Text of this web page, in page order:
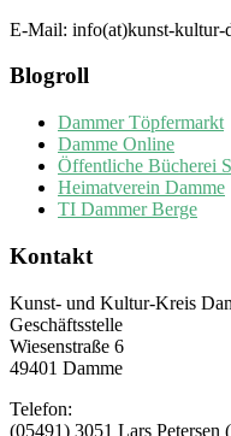
E-Mail: info(at)kunst-kultur-
Blogroll
Dammer Töpfermarkt
Damme Online
Öffentliche Bücherei
Heimatverein Damme
TI Dammer Berge
Kontakt
Kunst- und Kultur-Kreis
Geschäftsstelle
Wiesenstraße 6
49401 Damme
Telefon:
(05491) 3051 Lars Petersen